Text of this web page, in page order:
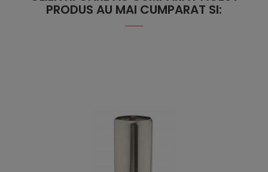
PRODUS AU MAI CUMPARAT SI: